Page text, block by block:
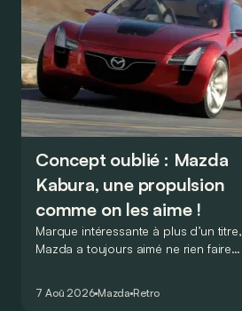
Concept oublié : Mazda
Kabura, une propulsion
comme on les aime !
Marque intéressante à plus d’un titre,
Mazda a toujours aimé ne rien faire
de la plus belle des manières…
7 Aoû 2026 Mazda Retro